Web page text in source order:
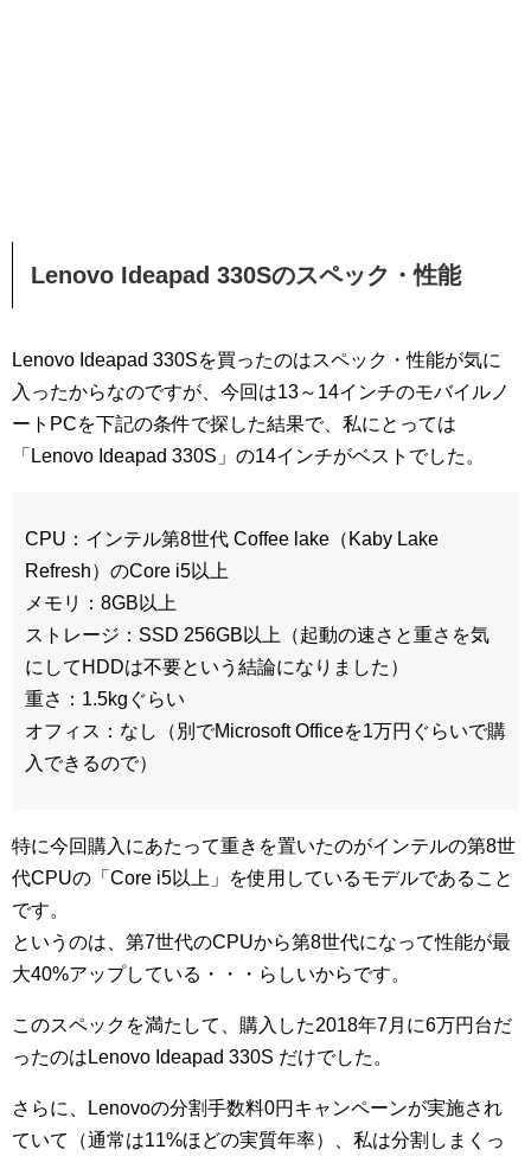
Lenovo Ideapad 330Sのスペック・性能
Lenovo Ideapad 330Sを買ったのはスペック・性能が気に
入ったからなのですが、今回は13～14インチのモバイルノ
ートPCを下記の条件で探した結果で、私にとっては
「Lenovo Ideapad 330S」の14インチがベストでした。
CPU：インテル第8世代 Coffee lake（Kaby Lake
Refresh）のCore i5以上
メモリ：8GB以上
ストレージ：SSD 256GB以上（起動の速さと重さを気
にしてHDDは不要という結論になりました）
重さ：1.5kgぐらい
オフィス：なし（別でMicrosoft Officeを1万円ぐらいで購
入できるので）
特に今回購入にあたって重きを置いたのがインテルの第8世
代CPUの「Core i5以上」を使用しているモデルであること
です。
というのは、第7世代のCPUから第8世代になって性能が最
大40%アップしている・・・らしいからです。
このスペックを満たして、購入した2018年7月に6万円台だ
ったのはLenovo Ideapad 330S だけでした。
さらに、Lenovoの分割手数料0円キャンペーンが実施され
ていて（通常は11%ほどの実質年率）、私は分割しまくっ